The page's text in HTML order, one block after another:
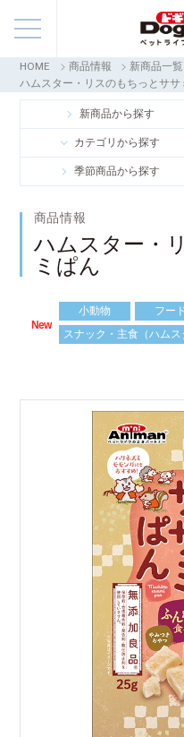
商品情報
映像ギャラリー
知る・楽しむ
お客様窓口・Q＆A
会社情報
採用情報
HOME 商品情報
新商品一覧
ハムスター・リスのもちっとササ
新商品から探す
カテゴリから探す
季節商品から探す
商品情報
ハムスター・
ミぱん
New
小動物
フー
スナック・主食（ハムス